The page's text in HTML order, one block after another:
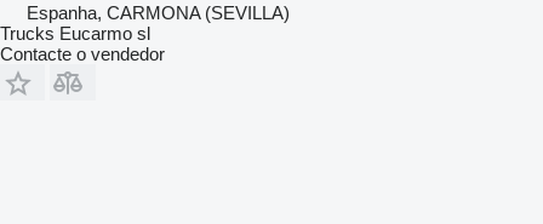
Espanha, CARMONA (SEVILLA)
Trucks Eucarmo sl
Contacte o vendedor